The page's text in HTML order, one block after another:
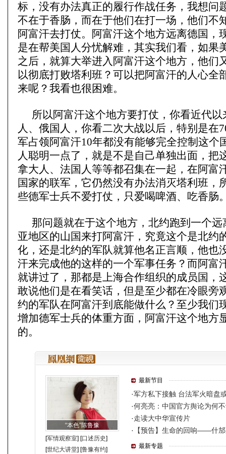
标，没有办法真正的履行作战任务，我想问
不在于香肠，而在于他们在打一场，他们不
阿富汗去打仗。阿富汗这个地方远离德国，
是在帮美国人分忧解难，其实我们看，如果
之后，就算大举进入阿富汗这个地方，他们
以彻底打败塔利班？可以把阿富汗的人心全
来呢？我看也很困难。
所以阿富汗这个地方要打仗，你看近代
人、俄国人，你看二次大战以后，特别是在
军占领阿富汗10年都没有能够完全控制这个
人聪明一点了，就是不是自己单独出面，把
拿大人、法国人等等都召集在一起，在阿富
国家的联军，它仍然没有办法消灭塔利班，
些德军士兵不爱打仗，只爱喝啤酒、吃香肠
那问题就在于这个地方，北约跑到一个
亚地区的山国来打阿富汗，究竟这个是北约
化，还是北约的军队就算他名正言顺，他也
汗来完成他的这样的一个军事任务？而阿富
就讲过了，那都是上海合作组织的成员国，
敢说他们是在看笑话，但是至少都在冷眼旁
约的军队在阿富汗到底能做什么？至少我们
增加德军士兵的体重方面，阿富汗这个地方
的。